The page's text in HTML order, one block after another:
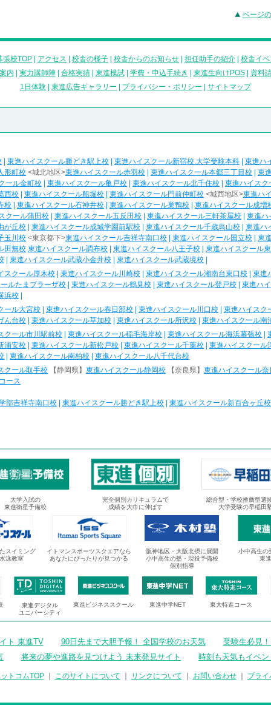
ページ
張校TOP アクセス 校舎の様子 校舎からのお知らせ 担任助手の紹介 校舎イ
内
実力講師陣| 合格実績| 東進模試| 学費・申込手続き 東進生向けPOS| 資料
1日体験
東進広告ギャラリー プライバシー・ポリシー サイトマップ
東進ハイスクール勝どき駅上校 東進ハイスクール新宿校 大学受験本科 東進ハ
形町校 <城北地区>東進ハイスクール赤羽校 東進ハイスクール本郷三丁目校
東
ール金町校
東進ハイスクール亀戸校 東進ハイスクール北千住校 東進ハイスク
西校
東進ハイスクール船堀校 東進ハイスクール門前仲町校 <城西地区>東進ハ
校
東進ハイスクール石神井校 東進ハイスクール巣鴨校 東進ハイスクール成増
クール蒲田校
東進ハイスクール五反田校 東進ハイスクール三軒茶屋校 東進ハ
が丘校
東進ハイスクール成城学園前駅校 東進ハイスクール千歳烏山校
東進ハ
玉川校 <東京都下>東進ハイスクール吉祥寺南口校 東進ハイスクール国立校 東
田無校 東進ハイスクール調布校 東進ハイスクール八王子校 東進ハイスクール
東進ハイスクール武蔵小金井校 東進ハイスクール武蔵境校
スクール厚木校
東進ハイスクール川崎校 東進ハイスクール湘南台東口校 東進
ルたまプラーザ校
東進ハイスクール鶴見校 東進ハイスクール登戸校 東進ハ
浜校
ール大宮校
東進ハイスクール春日部校 東進ハイスクール川口校 東進ハイスク
ん台校
東進ハイスクール草加校 東進ハイスクール所沢校 東進ハイスクール南
クール市川駅前校
東進ハイスクール稲毛海岸校 東進ハイスクール海浜幕張校
浦安校
東進ハイスクール新松戸校 東進ハイスクール千葉校 東進ハイスクール
東進ハイスクール南柏校
東進ハイスクール八千代台校
クール取手校
【静岡県】 東進ハイスクール静岡校 【奈良県】 東進ハイスクール奈
ース
部吉祥寺南口校 東進ハイスクール勝どき駅上校 東進ハイスクール新百合ヶ丘校
大学入試の
東進衛星予備校
完全個別カリキュラムで
成績を大巾に伸ばす
総合型・学校推薦型選
大学受験の早稲田
スイミング
泳教室
イトマンスポーツスクエアなら
あなたにぴったりが見つかる
阪神地区・大阪北摂に展開
小中高生の塾・現役予備校
個別指導
小中高生の
東
東進デジタル
ユニバーシティ
東進ビジネススクール 東進中学NET 東大特進コース
ト 東進TV 90日先まで大胆予報！ 全国学校のお天気
受験生必見
将来の夢や進路を見つけよう 未来発見サイト 時刻も天気もイベ
トコムTOP｜ このサイトについて リンクについて お問い合わせ｜ プラ